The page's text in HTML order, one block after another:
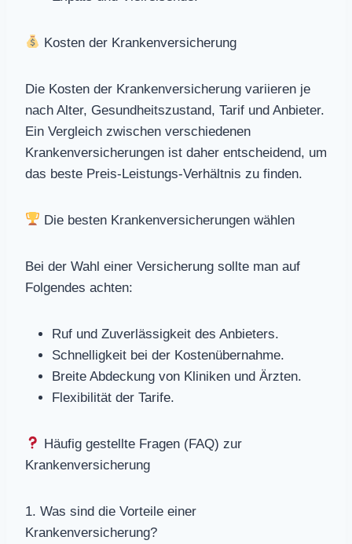
Kosten der Krankenversicherung
Die Kosten der Krankenversicherung variieren je
nach Alter, Gesundheitszustand, Tarif und Anbieter.
Ein Vergleich zwischen verschiedenen
Krankenversicherungen ist daher entscheidend, um
das beste Preis-Leistungs-Verhältnis zu finden.
Die besten Krankenversicherungen wählen
Bei der Wahl einer Versicherung sollte man auf
Folgendes achten:
Ruf und Zuverlässigkeit des Anbieters.
Schnelligkeit bei der Kostenübernahme.
Breite Abdeckung von Kliniken und Ärzten.
Flexibilität der Tarife.
Häufig gestellte Fragen (FAQ) zur
Krankenversicherung
1. Was sind die Vorteile einer
Krankenversicherung?